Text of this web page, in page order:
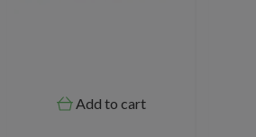
Add to cart